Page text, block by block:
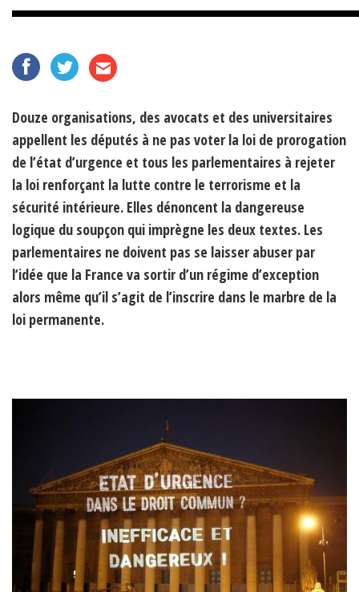
Douze organisations, des avocats et des universitaires
appellent les députés à ne pas voter la loi de prorogation
de l’état d’urgence et tous les parlementaires à rejeter
la loi renforçant la lutte contre le terrorisme et la
sécurité intérieure. Elles dénoncent la dangereuse
logique du soupçon qui imprègne les deux textes. Les
parlementaires ne doivent pas se laisser abuser par
l’idée que la France va sortir d’un régime d’exception
alors même qu’il s’agit de l’inscrire dans le marbre de la
loi permanente.